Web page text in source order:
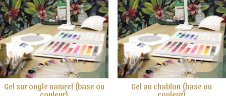
Gel sur ongle naturel (base ou
Gel au chablon (base ou